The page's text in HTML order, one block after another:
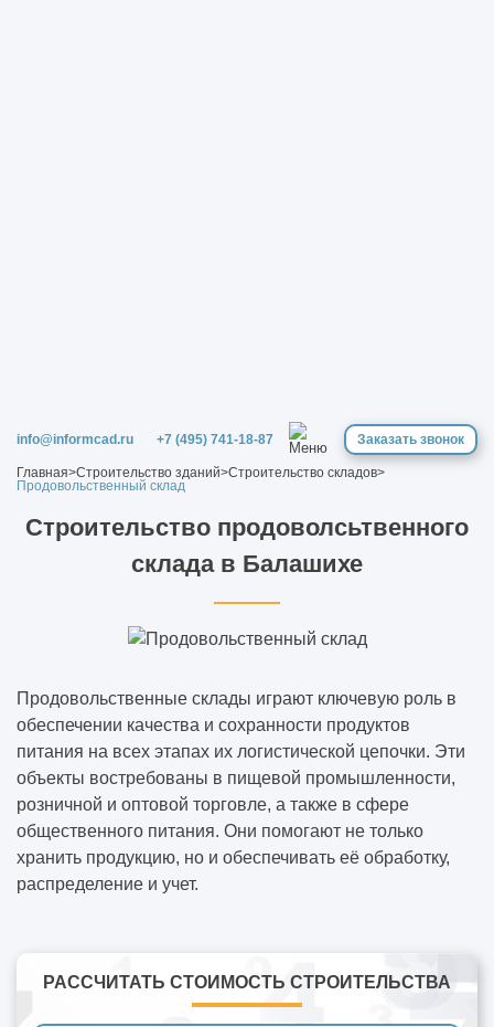
info@informcad.ru +7 (495) 741-18-87 Заказать звонок
Главная>Строительство зданий>Строительство складов>
Продовольственный склад
Строительство продоволсьтвенного
склада в Балашихе
Продовольственные склады играют ключевую роль в
обеспечении качества и сохранности продуктов
питания на всех этапах их логистической цепочки. Эти
объекты востребованы в пищевой промышленности,
розничной и оптовой торговле, а также в сфере
общественного питания. Они помогают не только
хранить продукцию, но и обеспечивать её обработку,
распределение и учет.
РАССЧИТАТЬ СТОИМОСТЬ СТРОИТЕЛЬСТВА